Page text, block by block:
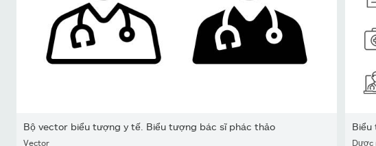
Bộ vector biểu tượng y tế. Biểu tượng bác sĩ phác thảo
Vector Dược